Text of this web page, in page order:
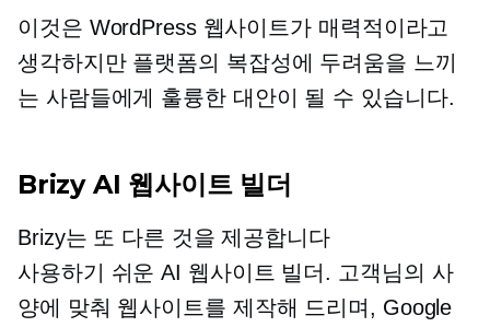
이것은 WordPress 웹사이트가 매력적이라고 ​​
생각하지만 플랫폼의 복잡성에 두려움을 느끼
는 사람들에게 훌륭한 대안이 될 수 있습니다.
Brizy AI 웹사이트 빌더
Brizy는 또 다른 것을 제공합니다
사용하기 쉬운 AI 웹사이트 빌더. 고객님의 사
양에 맞춰 웹사이트를 제작해 드리며, Google